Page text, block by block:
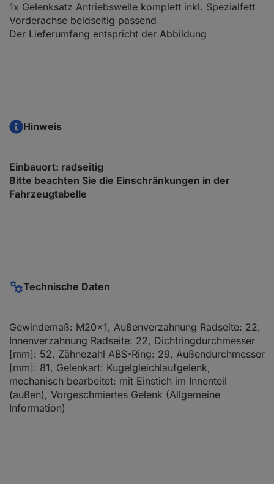
1x Gelenksatz Antriebswelle komplett inkl. Spezialfett
Vorderachse beidseitig passend
Der Lieferumfang entspricht der Abbildung
Hinweis
Einbauort: radseitig
Bitte beachten Sie die Einschränkungen in der
Fahrzeugtabelle
Technische Daten
Gewindemaß: M20x1, Außenverzahnung Radseite: 22,
Innenverzahnung Radseite: 22, Dichtringdurchmesser
[mm]: 52, Zähnezahl ABS-Ring: 29, Außendurchmesser
[mm]: 81, Gelenkart: Kugelgleichlaufgelenk,
mechanisch bearbeitet: mit Einstich im Innenteil
(außen), Vorgeschmiertes Gelenk (Allgemeine
Information)